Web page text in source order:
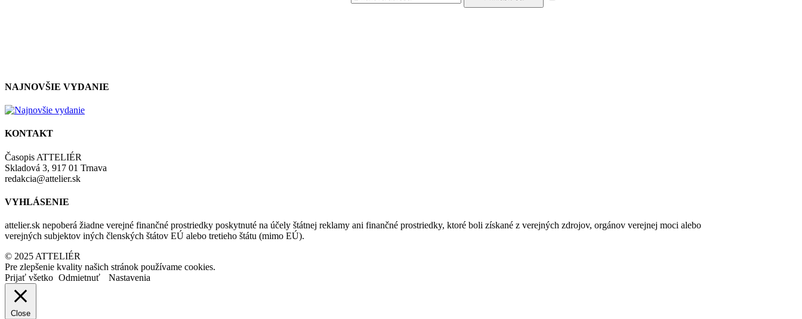
NAJNOVŠIE VYDANIE
KONTAKT
Časopis ATTELIÉR
Skladová 3, 917 01 Trnava
redakcia@attelier.sk
VYHLÁSENIE
attelier.sk nepoberá žiadne verejné finančné prostriedky poskytnuté na účely štátnej reklamy ani finančné prostriedky, ktoré boli získané z verejných zdrojov, orgánov verejnej moci alebo
verejných subjektov iných členských štátov EÚ alebo tretieho štátu (mimo EÚ).
© 2025 ATTELIÉR
Pre zlepšenie kvality našich stránok používame cookies.
Prijať všetko Odmietnuť Nastavenia
Close